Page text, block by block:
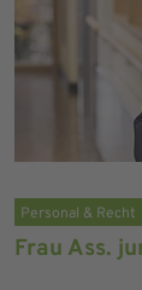
Personal & Recht
Frau Ass.